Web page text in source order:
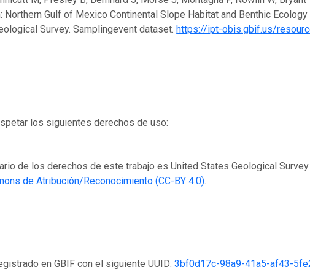
Northern Gulf of Mexico Continental Slope Habitat and Benthic
Survey. Samplingevent dataset. https://ipt-obis.gbif.us/
los siguientes derechos de uso:
de los derechos de este trabajo es United States Geological
de Atribución/Reconocimiento (CC-BY 4.0).
en GBIF con el siguiente UUID:3bf0d17c-98a9-41a5-af43-